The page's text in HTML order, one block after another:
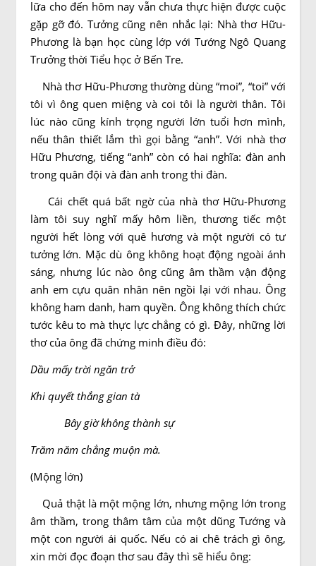
lữa cho đến hôm nay vẫn chưa thực hiện được cuộc
gặp gỡ đó. Tưởng cũng nên nhắc lại: Nhà thơ Hữu-
Phương là bạn học cùng lớp với Tướng Ngô Quang
Trưởng thời Tiểu học ở Bến Tre.
Nhà thơ Hữu-Phương thường dùng “moi”, “toi” với
tôi vì ông quen miệng và coi tôi là người thân. Tôi
lúc nào cũng kính trọng người lớn tuổi hơn mình,
nếu thân thiết lắm thì gọi bằng “anh”. Với nhà thơ
Hữu Phương, tiếng “anh” còn có hai nghĩa: đàn anh
trong quân đội và đàn anh trong thi đàn.
Cái chết quá bất ngờ của nhà thơ Hữu-Phương
làm tôi suy nghĩ mấy hôm liền, thương tiếc một
người hết lòng với quê hương và một người có tư
tưởng lớn. Mặc dù ông không hoạt động ngoài ánh
sáng, nhưng lúc nào ông cũng âm thầm vận động
anh em cựu quân nhân nên ngồi lại với nhau. Ông
không ham danh, ham quyền. Ông không thích chức
tước kêu to mà thực lực chẳng có gì. Ðây, những lời
thơ của ông đã chứng minh điều đó:
Dầu mấy trời ngăn trở
Khi quyết thắng gian tà
Bây giờ không thành sự
Trăm năm chẳng muộn mà.
(Mộng lớn)
Quả thật là một mộng lớn, nhưng mộng lớn trong
âm thầm, trong thâm tâm của một dũng Tướng và
một con người ái quốc. Nếu có ai chê trách gì ông,
xin mời đọc đoạn thơ sau đây thì sẽ hiểu ông: